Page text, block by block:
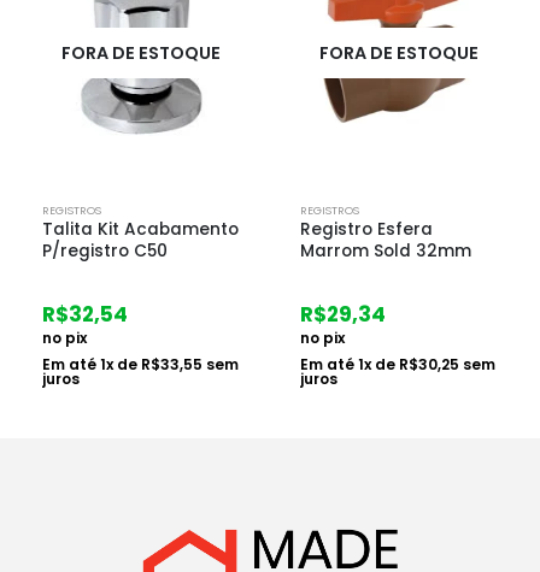
FORA DE ESTOQUE
REGISTROS
Talita Kit Acabamento
P/registro C50
R$32,54
no pix
Em até1x de R$33,55 sem
juros
FORA DE ESTOQUE
REGISTROS
Registro Esfera
Marrom Sold 32mm
R$29,34
no pix
Em até1x de R$30,25 sem
juros